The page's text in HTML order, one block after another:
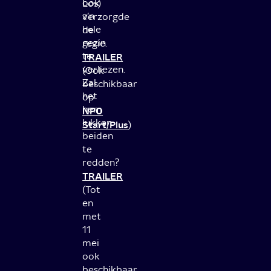
ook
z’n
hele
gezin
te
verliezen.
Zal
het
hem
lukken
beiden
te
redden?
TRAILER
(Tot
en
met
11
mei
ook
Los)
verzorgde
de
regie.
TRAILER
(Ook
beschikbaar
op
NPO
Start/Plus)